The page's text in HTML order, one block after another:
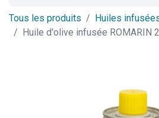
Tous les produits
Huiles
Huile d'olive infusée ROMARIN